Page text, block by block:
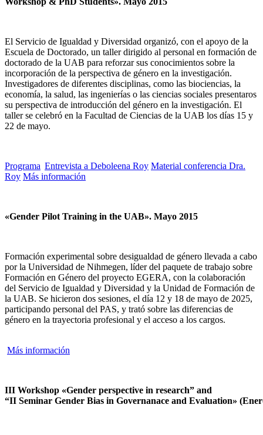
El Servicio de Igualdad y Diversidad organizó, con el apoyo de la
Escuela de Doctorado, un taller dirigido al personal en formación de
doctorado de la UAB para reforzar sus conocimientos sobre la
incorporación de la perspectiva de género en la investigación.
Investigadores de diferentes disciplinas, como las biociencias, la
economía, la salud, las ingenierías o las ciencias sociales presentaros
su perspectiva de introducción del género en la investigación. El
taller se celebró en la Facultad de Ciencias de la UAB los días 15 y
22 de mayo.
Programa Entrevista a Deboleena Roy Material conferencia Dra.
Roy Más información
«Gender Pilot Training in the UAB». Mayo 2015
Formación experimental sobre desigualdad de género llevada a cabo
por la Universidad de Nihmegen, líder del paquete de trabajo sobre
Formación en Género del proyecto EGERA, con la colaboración
del Servicio de Igualdad y Diversidad y la Unidad de Formación de
la UAB. Se hicieron dos sesiones, el día 12 y 18 de mayo de 2025,
participando personal del PAS, y trató sobre las diferencias de
género en la trayectoria profesional y el acceso a los cargos.
Más información
III Workshop «Gender perspective in research” and
“II Seminar Gender Bias in Governanace and Evaluation»